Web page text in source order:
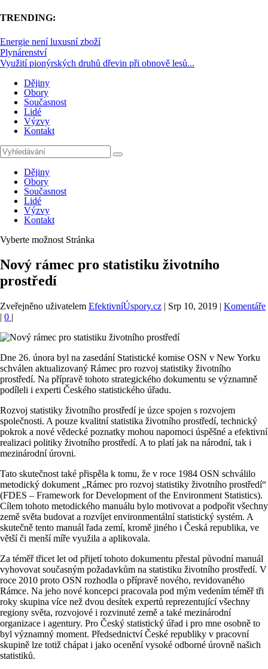
TRENDING:
Energie není luxusní zboží
Plynárenství
Využití pionýrských druhů dřevin při obnově lesů...
Dějiny
Obory
Současnost
Lidé
Výzvy
Kontakt
Dějiny
Obory
Současnost
Lidé
Výzvy
Kontakt
Vyberte možnost Stránka
Nový rámec pro statistiku životního
prostředí
Zveřejněno uživatelem EfektivníÚspory.cz | Srp 10, 2019 | Komentáře
| 0 |
Dne 26. února byl na zasedání Statistické komise OSN v New Yorku
schválen aktualizovaný Rámec pro rozvoj statistiky životního
prostředí. Na přípravě tohoto strategického dokumentu se významně
podíleli i experti Českého statistického úřadu.
Rozvoj statistiky životního prostředí je úzce spojen s rozvojem
společnosti. A pouze kvalitní statistika životního prostředí, technický
pokrok a nové vědecké poznatky mohou napomoci úspěšné a efektivní
realizaci politiky životního prostředí. A to platí jak na národní, tak i
mezinárodní úrovni.
Tato skutečnost také přispěla k tomu, že v roce 1984 OSN schválilo
metodický dokument „Rámec pro rozvoj statistiky životního prostředí“
(FDES – Framework for Development of the Environment Statistics).
Cílem tohoto metodického manuálu bylo motivovat a podpořit všechny
země světa budovat a rozvíjet environmentální statistický systém. A
skutečně tento manuál řada zemí, kromě jiného i Česká republika, ve
větší či menší míře využila a aplikovala.
Za téměř třicet let od přijetí tohoto dokumentu přestal původní manuál
vyhovovat současným požadavkům na statistiku životního prostředí. V
roce 2010 proto OSN rozhodla o přípravě nového, revidovaného
Rámce. Na jeho nové koncepci pracovala pod mým vedením téměř tři
roky skupina více než dvou desítek expertů reprezentující všechny
regiony světa, rozvojové i rozvinuté země a také mezinárodní
organizace i agentury. Pro Český statistický úřad i pro mne osobně to
byl významný moment. Předsednictví České republiky v pracovní
skupině lze totiž chápat i jako ocenění vysoké odborné úrovně našich
statistiků.